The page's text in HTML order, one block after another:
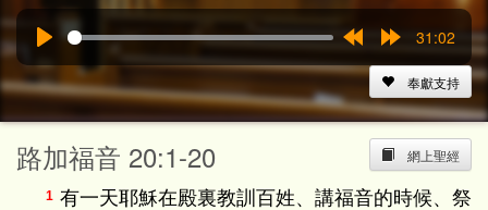
15s
15s
31:02
奉獻支持
網上聖經
路加福音 20:1-20
1 有一天耶穌在殿裏教訓百姓、講福音的時候、祭